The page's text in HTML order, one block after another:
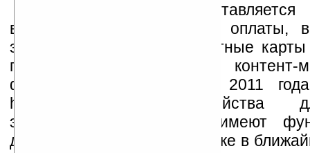
Пользователям
выбора удобного способа оплаты,
электронные деньги, кредитные
переводы. Официальный контент-
функционирует с января 2011
http://iriver.litres.ru/ Устройства
электронных книг iriver имеют
дизайн. На российском рынке в